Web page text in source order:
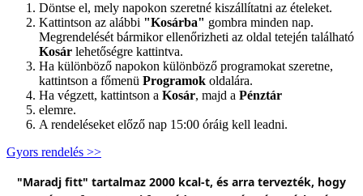
Döntse el, mely napokon szeretné kiszállítatni az ételeket.
Kattintson az alábbi "Kosárba" gombra minden nap.
Megrendelését bármikor ellenőrizheti az oldal tetején található
Kosár lehetőségre kattintva.
Ha különböző napokon különböző programokat szeretne,
kattintson a főmenü Programok oldalára.
Ha végzett, kattintson a Kosár, majd a Pénztár
elemre.
A rendeléseket előző nap 15:00 óráig kell leadni.
Gyors rendelés >>
"Maradj fitt" tartalmaz 2000 kcal-t, és arra tervezték, hogy